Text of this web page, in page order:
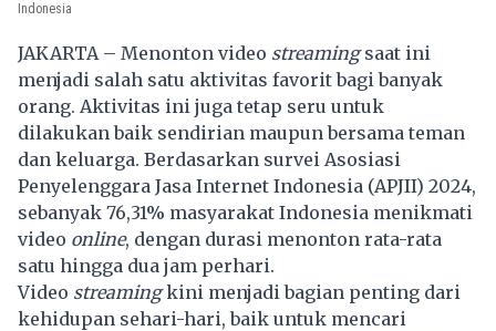
Indonesia
JAKARTA – Menonton video streamingsaat ini
menjadi salah satu aktivitas favorit bagi banyak
orang. Aktivitas ini juga tetap seru untuk
dilakukan baik sendirian maupun bersama teman
dan keluarga. Berdasarkan survei Asosiasi
Penyelenggara Jasa Internet Indonesia (APJII) 2024,
sebanyak 76,31% masyarakat Indonesia menikmati
video online, dengan durasi menonton rata-rata
satu hingga dua jam perhari.
Video streamingkini menjadi bagian penting dari
kehidupan sehari-hari, baik untuk mencari